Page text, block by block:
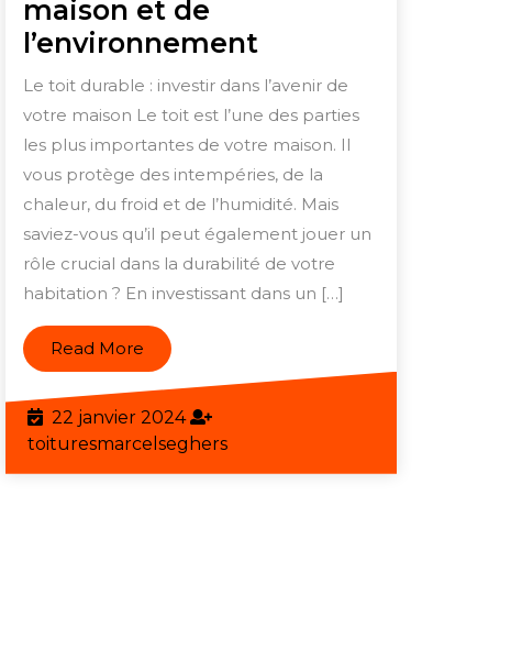
maison et de
l’environnement
toit
durable
:
investir
dans
l’avenir
de
votre
et
Le toit durable : investir dans l’avenir de
votre maison Le toit est l’une des parties
les plus importantes de votre maison. Il
vous protège des intempéries, de la
chaleur, du froid et de l’humidité. Mais
saviez-vous qu’il peut également jouer un
rôle crucial dans la durabilité de votre
habitation ? En investissant dans un […]
Read More Read
More
22 janvier 202422
janvier
2024
toituresmarcelsegherstoituresmarcelseghers